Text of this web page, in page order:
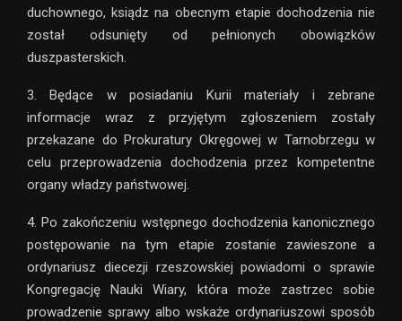
duchownego, ksiądz na obecnym etapie dochodzenia nie
został odsunięty od pełnionych obowiązków
duszpasterskich.
3. Będące w posiadaniu Kurii materiały i zebrane
informacje wraz z przyjętym zgłoszeniem zostały
przekazane do Prokuratury Okręgowej w Tarnobrzegu w
celu przeprowadzenia dochodzenia przez kompetentne
organy władzy państwowej.
4. Po zakończeniu wstępnego dochodzenia kanonicznego
postępowanie na tym etapie zostanie zawieszone a
ordynariusz diecezji rzeszowskiej powiadomi o sprawie
Kongregację Nauki Wiary, która może zastrzec sobie
prowadzenie sprawy albo wskaże ordynariuszowi sposób